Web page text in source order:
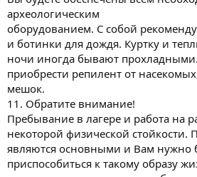
археологическим
оборудованием. С собой
и ботинки для дождя. Куртку и
ночи иногда бывают
приобрести репилент от
мешок.
11. Обратите внимание!
Пребывание в лагере и работа на
некоторой физической стойкости.
являются основными и Вам нужно
приспособиться к такому образу